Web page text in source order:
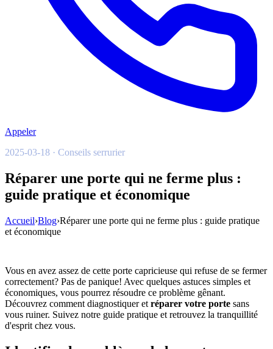
Appeler
2025-03-18 · Conseils serrurier
Réparer une porte qui ne ferme plus :
guide pratique et économique
Accueil›Blog›Réparer une porte qui ne ferme plus : guide pratique
et économique
Vous en avez assez de cette porte capricieuse qui refuse de se fermer
correctement? Pas de panique! Avec quelques astuces simples et
économiques, vous pourrez résoudre ce problème gênant.
Découvrez comment diagnostiquer et réparer votre porte sans
vous ruiner. Suivez notre guide pratique et retrouvez la tranquillité
d'esprit chez vous.